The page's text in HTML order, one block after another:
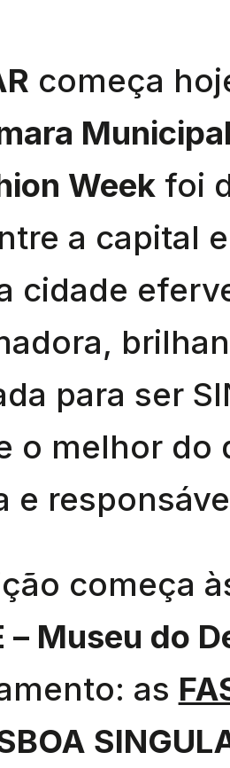
começa
Weekfoi
a capital
cidade
para ser
o melhor do
e
começa
– Museu do
as